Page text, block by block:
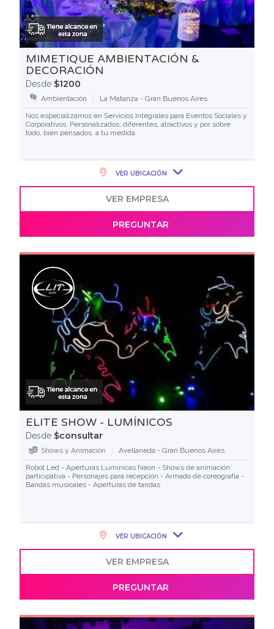
MIMETIQUE AMBIENTACIÓN &
DECORACIÓN
Desde $1200
Ambientación
La Matanza - Gran Buenos Aires
Nos especializamos en Servicios Integrales para Eventos Sociales y
Corporativos. Personalizados, diferentes, atractivos y por sobre
todo, bien pensados. a tu medida.
VER UBICACIÓN
VER EMPRESA
PREGUNTAR
ELITE SHOW - LUMÍNICOS
Desde $consultar
Shows y Animación
Avellaneda - Gran Buenos Aires
Robot Led - Aperturas Lumínicas Neon - Shows de animación
participativa - Personajes para recepción - Armado de coreografía -
Bandas musicales - Aperturas de tandas
VER UBICACIÓN
VER EMPRESA
PREGUNTAR